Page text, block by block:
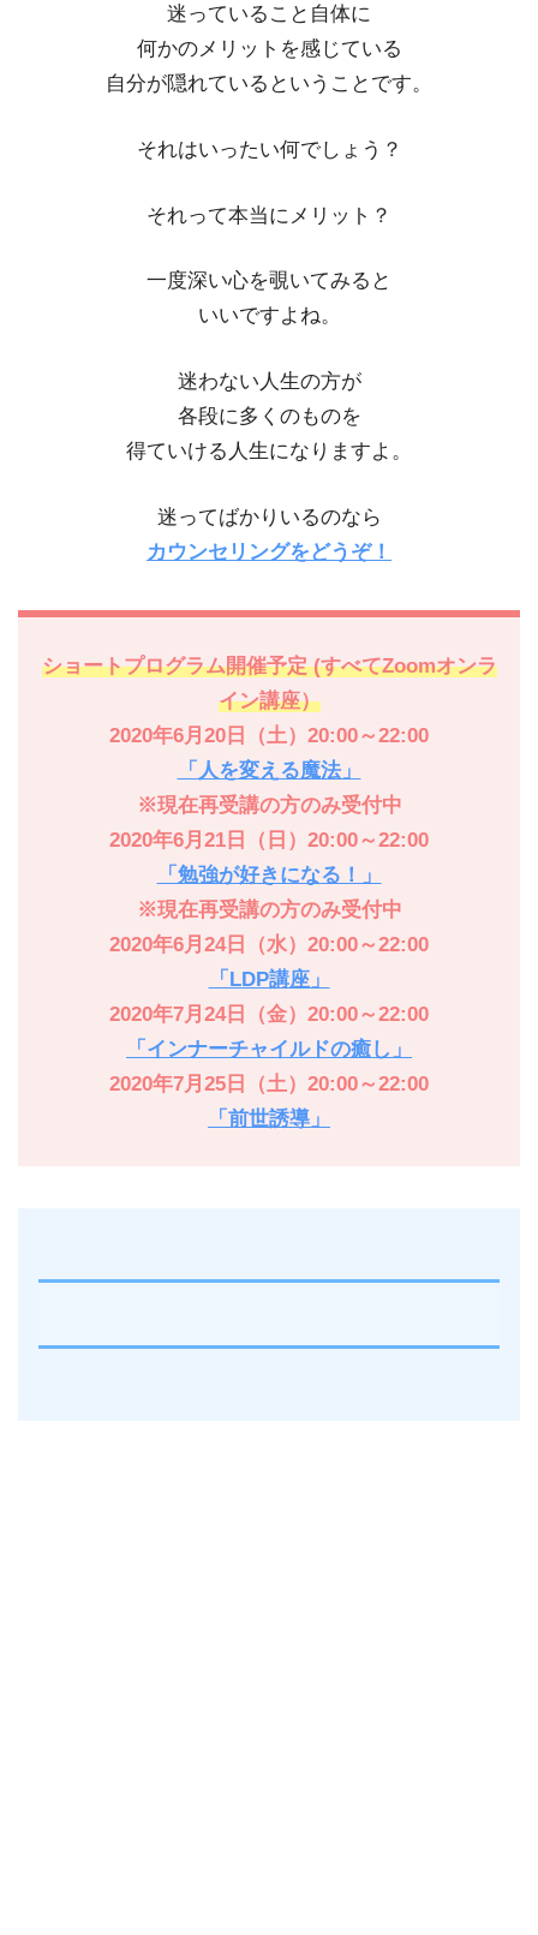
迷っていること自体に
何かのメリットを感じている
自分が隠れているということです。
それはいったい何でしょう？
それって本当にメリット？
一度深い心を覗いてみると
いいですよね。
迷わない人生の方が
各段に多くのものを
得ていける人生になりますよ。
迷ってばかりいるのなら
カウンセリングをどうぞ！
ショートプログラム開催予定 (すべてZoomオンラ
イン講座）
2020年6月20日（土）20:00～22:00
「人を変える魔法」
※現在再受講の方のみ受付中
2020年6月21日（日）20:00～22:00
「勉強が好きになる！」
※現在再受講の方のみ受付中
2020年6月24日（水）20:00～22:00
「LDP講座」
2020年7月24日（金）20:00～22:00
「インナーチャイルドの癒し」
2020年7月25日（土）20:00～22:00
「前世誘導」